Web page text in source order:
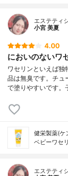
エステティ
小宮 美夏
4.00
においのないワ
ワセリンといえば独
品は無臭です。チュ
で塗りやすいです。
健栄製薬(ケ
ベビーワセ
エステティ